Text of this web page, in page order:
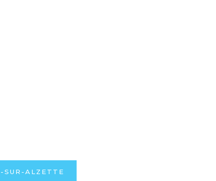
SUR-ALZETTE